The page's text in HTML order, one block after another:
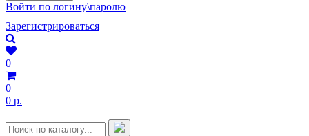
Войти по логину\паролю
Зарегистрироваться
0
0
0 р.